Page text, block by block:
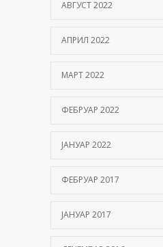
АВГУСТ 2022
АПРИЛ 2022
МАРТ 2022
ФЕБРУАР 2022
ЈАНУАР 2022
ФЕБРУАР 2017
ЈАНУАР 2017